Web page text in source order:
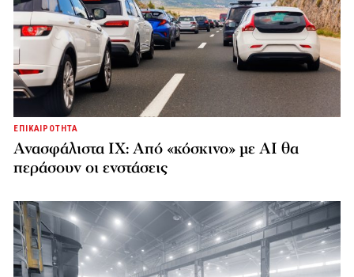
ΕΠΙΚΑΙΡΟΤΗΤΑ
Ανασφάλιστα ΙΧ: Από «κόσκινο» με AI θα
περάσουν οι ενστάσεις